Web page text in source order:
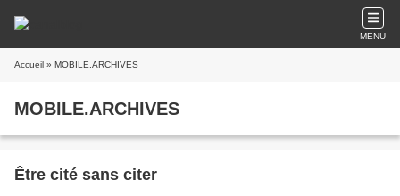
MENU
Accueil » MOBILE.ARCHIVES
MOBILE.ARCHIVES
Être cité sans citer